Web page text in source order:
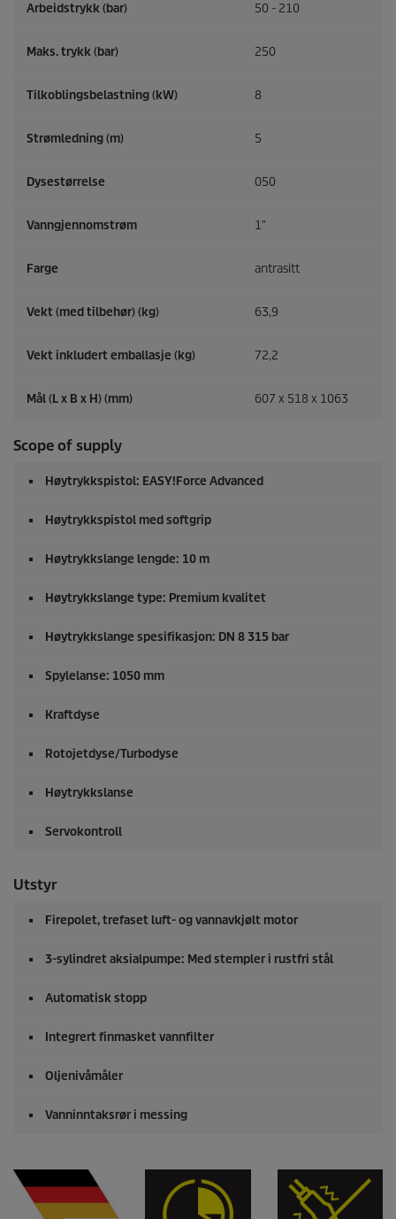
Arbeidstrykk (bar) 50 - 210
Maks. trykk (bar) 250
Tilkoblingsbelastning (kW) 8
Strømledning (m) 5
Dysestørrelse 050
Vanngjennomstrøm 1″
Farge antrasitt
Vekt (med tilbehør) (kg) 63,9
Vekt inkludert emballasje (kg) 72,2
Mål (L x B x H) (mm) 607 x 518 x 1063
Scope of supply
Høytrykkspistol: EASY!Force Advanced
Høytrykkspistol med softgrip
Høytrykkslange lengde: 10 m
Høytrykkslange type: Premium kvalitet
Høytrykkslange spesifikasjon: DN 8 315 bar
Spylelanse: 1050 mm
Kraftdyse
Rotojetdyse/Turbodyse
Høytrykkslanse
Servokontroll
Utstyr
Firepolet, trefaset luft- og vannavkjølt motor
3-sylindret aksialpumpe: Med stempler i rustfri stål
Automatisk stopp
Integrert finmasket vannfilter
Oljenivåmåler
Vanninntaksrør i messing